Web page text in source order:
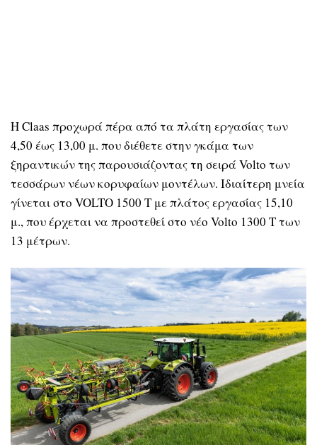
Η Claas προχωρά πέρα από τα πλάτη εργασίας των
4,50 έως 13,00 μ. που διέθετε στην γκάμα των
ξηραντικών της παρουσιάζοντας τη σειρά Volto των
τεσσάρων νέων κορυφαίων μοντέλων. Ιδιαίτερη μνεία
γίνεται στο VOLTO 1500 T με πλάτος εργασίας 15,10
μ., που έρχεται να προστεθεί στο νέο Volto 1300 T των
13 μέτρων.